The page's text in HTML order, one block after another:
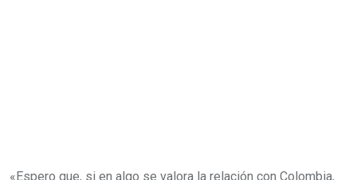
«Espero que, si en algo se valora la relación con Colombia,